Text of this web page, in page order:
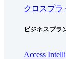
クロスプラ
ビジネスプラ
Access